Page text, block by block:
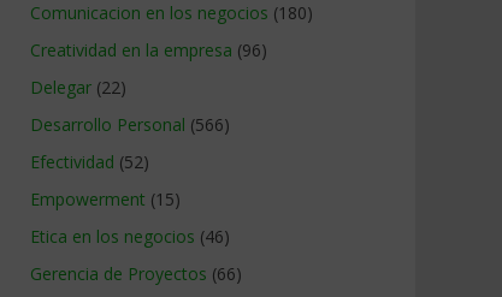
Comunicacion en los negocios (180)
Creatividad en la empresa (96)
Delegar (22)
Desarrollo Personal (566)
Efectividad (52)
Empowerment (15)
Etica en los negocios (46)
Gerencia de Proyectos (66)